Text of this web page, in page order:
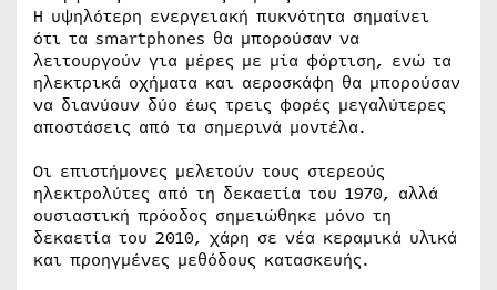
Η υψηλότερη ενεργειακή πυκνότητα σημαίνει
ότι τα smartphones θα μπορούσαν να
λειτουργούν για μέρες με μία φόρτιση, ενώ τα
ηλεκτρικά οχήματα και αεροσκάφη θα μπορούσαν
να διανύουν δύο έως τρεις φορές μεγαλύτερες
αποστάσεις από τα σημερινά μοντέλα.
Οι επιστήμονες μελετούν τους στερεούς
ηλεκτρολύτες από τη δεκαετία του 1970, αλλά
ουσιαστική πρόοδος σημειώθηκε μόνο τη
δεκαετία του 2010, χάρη σε νέα κεραμικά υλικά
και προηγμένες μεθόδους κατασκευής.